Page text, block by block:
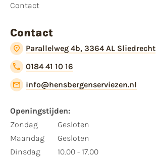
Contact
Contact
Parallelweg 4b, 3364 AL Sliedrecht
0184 41 10 16
info@hensbergenserviezen.nl
Openingstijden:
Zondag
Maandag
Dinsdag
Gesloten
Gesloten
10.00 - 17.00